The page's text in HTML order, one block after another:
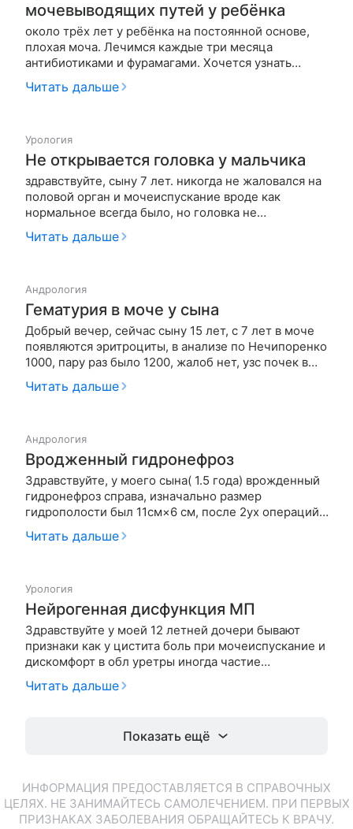
мочевыводящих путей у ребёнка
около трёх лет у ребёнка на постоянной основе,
плохая моча. Лечимся каждые три месяца
антибиотиками и фурамагами. Хочется узнать
Причину , точный диагноз и другое более щадящее
лечение
Читать дальше
Урология
Не открывается головка у мальчика
здравствуйте, сыну 7 лет. никогда не жаловался на
половой орган и мочеиспускание вроде как
нормальное всегда было, но головка не
открывается вообще, на приеме на говорили чтоб
мы самостоятельно ежедневно натягивали кожицу.
Читать дальше
Андрология
Гематурия в моче у сына
Добрый вечер, сейчас сыну 15 лет, с 7 лет в моче
появляются эритроциты, в анализе по Нечипоренко
1000, пару раз было 1200, жалоб нет, узс почек в
норме, простата в норме, б/х крови б/о, с детства
частые носовые кровотечения, коагулограмма в
Читать дальше
Андрология
Вродженный гидронефроз
Здравствуйте, у моего сына( 1.5 года) врожденный
гидронефроз справа, изначально размер
гидрополости был 11см×6 см, после 2ух операций
гидрополость уменьшилась, сказали делать узи
каждые 3 месяца, предпоследнее узи( 4.10.2018)
Читать дальше
Урология
Нейрогенная дисфункция МП
Здравствуйте у моей 12 летней дочери бывают
признаки как у цистита боль при мочеиспускание и
дискомфорт в обл уретры иногда частие
мочеиспускание сдали анализи хорошие и узд
ничего необычного нет уролог поставил диагноз
Читать дальше
Показать ещё
ИНФОРМАЦИЯ ПРЕДОСТАВЛЯЕТСЯ В СПРАВОЧНЫХ
ЦЕЛЯХ. НЕ ЗАНИМАЙТЕСЬ САМОЛЕЧЕНИЕМ. ПРИ ПЕРВЫХ
ПРИЗНАКАХ ЗАБОЛЕВАНИЯ ОБРАЩАЙТЕСЬ К ВРАЧУ.